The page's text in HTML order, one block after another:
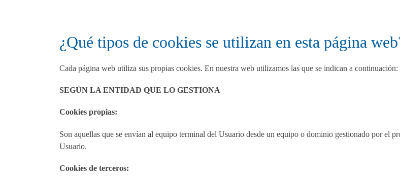
¿Qué tipos de cookies se utilizan en esta página
Cada página web utiliza sus propias cookies. En nuestra web utilizamos las que se indican a continuación:
SEGÚN LA ENTIDAD QUE LO GESTIONA
Cookies propias:
Son aquellas que se envían al equipo terminal del Usuario desde un equipo o dominio gestionado por el
Usuario.
Cookies de terceros: